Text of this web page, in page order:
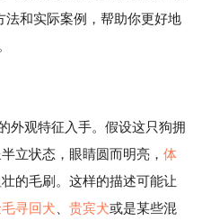
法和实际案例，帮助你更好地
外观特征入手。假设这只狗拥
立状态，眼睛圆而明亮， 体
的毛刷。这样的描述可能让
寻回犬 贵宾犬或是某些混